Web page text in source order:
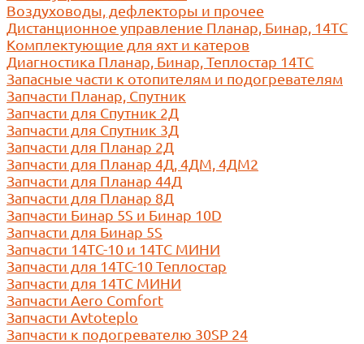
Воздуховоды, дефлекторы и прочее
Дистанционное управление Планар, Бинар, 14ТС
Комплектующие для яхт и катеров
Диагностика Планар, Бинар, Теплостар 14ТС
Запасные части к отопителям и подогревателям
Запчасти Планар, Спутник
Запчасти для Спутник 2Д
Запчасти для Спутник 3Д
Запчасти для Планар 2Д
Запчасти для Планар 4Д, 4ДМ, 4ДМ2
Запчасти для Планар 44Д
Запчасти для Планар 8Д
Запчасти Бинар 5S и Бинар 10D
Запчасти для Бинар 5S
Запчасти 14ТС-10 и 14ТС МИНИ
Запчасти для 14ТС-10 Теплостар
Запчасти для 14ТС МИНИ
Запчасти Aero Comfort
Запчасти Avtoteplo
Запчасти к подогревателю 30SP 24